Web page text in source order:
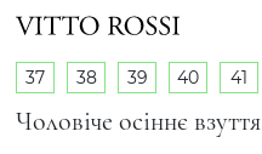
Чоловіче осіннє взуття
37 38 39 40 41